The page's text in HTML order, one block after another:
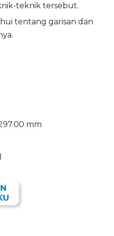
teknik tersebut.
tentang garisan dan
mm